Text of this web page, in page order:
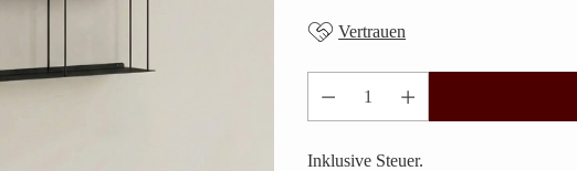
Vertrauen
Anzahl
Inklusive Steuer.